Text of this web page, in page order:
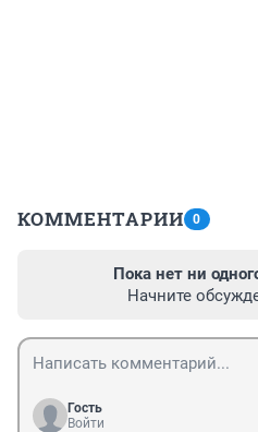
КОММЕНТАРИИ 0
Пока нет ни
Начните
Гость
Войти